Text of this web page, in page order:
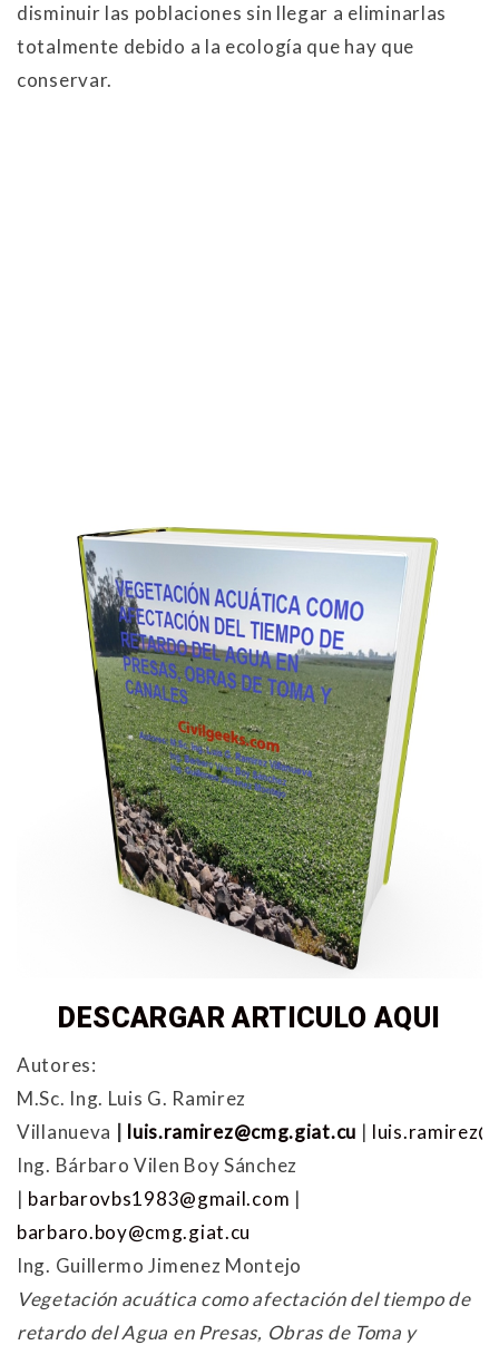
disminuir las poblaciones sin llegar a eliminarlas
totalmente debido a la ecología que hay que
conservar.
DESCARGAR ARTICULO AQUI
Autores:
M.Sc. Ing. Luis G. Ramirez
Villanueva
luis.ramirez@cmg.giat.cu |
Ing. Bárbaro Vilen Boy Sánchez
| barbarovbs1983@gmail.com |
barbaro.boy@cmg.giat.cu
Ing. Guillermo Jimenez Montejo
Vegetación acuática como afectación del tiempo de
retardo del Agua en Presas, Obras de Toma y